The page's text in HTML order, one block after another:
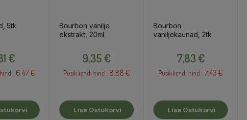
5tk
€
: 6.47 €
Bourbon vanilje
ekstrakt, 20ml
9,35 €
Püsikliendi hind : 8.88 €
Lisa Ostukorvi
Bourbon
vaniljekaunad, 2tk
7,83 €
Püsikliendi hind : 7.43 €
Lisa Ostukorvi